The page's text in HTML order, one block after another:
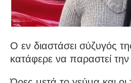
Ο εν διαστάσει σύζυγός
κατάφερε να παραστεί την